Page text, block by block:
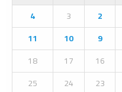
R
C
H
2
3
4
9
10
11
16
17
18
23
24
25